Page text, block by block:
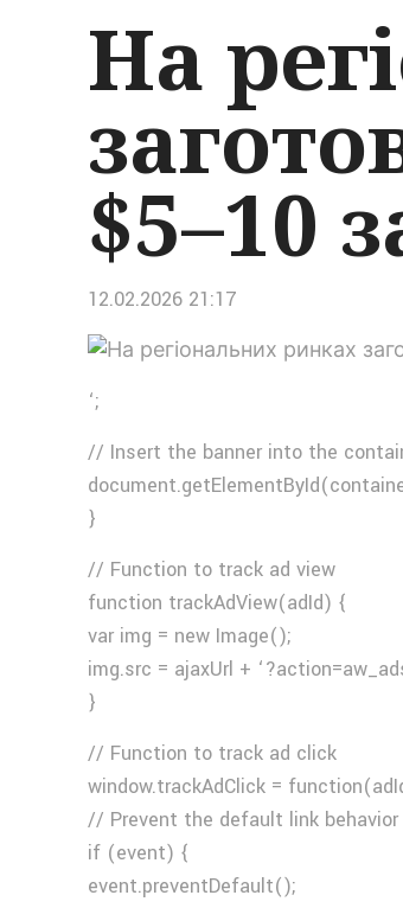
На
$5–10
12.02.2026 21:17
‘;
// Insert the banner into the
}
// Function to track ad view
function trackAdView(adId) {
var img = new Image();
img.src = ajaxUrl +
}
// Function to track ad click
window.trackAdClick =
// Prevent the default link behavior
if (event) {
event.preventDefault();